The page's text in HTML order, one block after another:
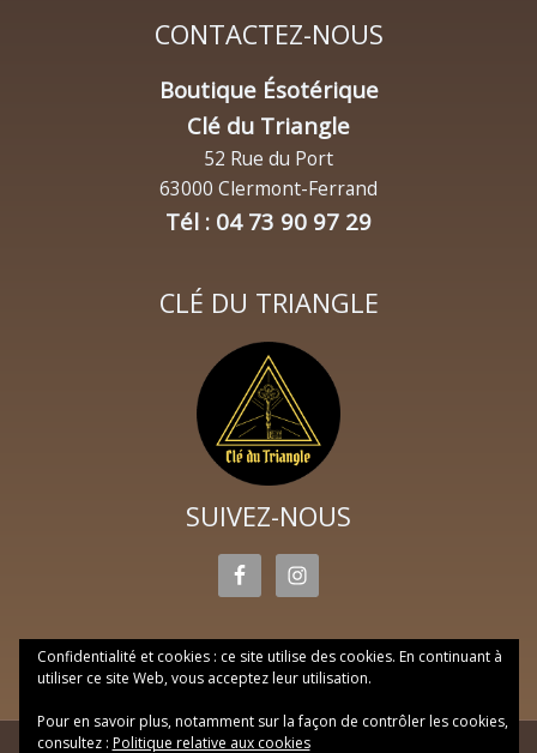
CONTACTEZ-NOUS
Boutique Ésotérique
Clé du Triangle
52 Rue du Port
63000 Clermont-Ferrand
Tél : 04 73 90 97 29
CLÉ DU TRIANGLE
SUIVEZ-NOUS
Confidentialité et cookies : ce site utilise des cookies. En continuant à
utiliser ce site Web, vous acceptez leur utilisation.
Pour en savoir plus, notamment sur la façon de contrôler les cookies,
consultez : Politique relative aux cookies